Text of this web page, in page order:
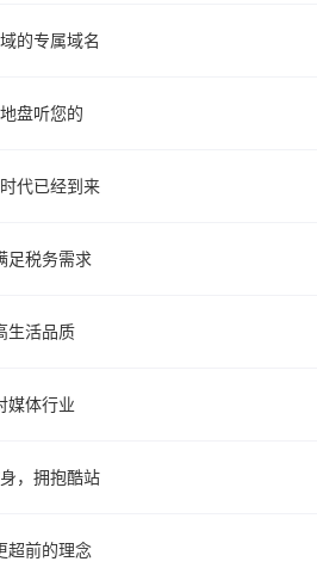
的专属域名
盘听您的
代已经到来
足税务需求
生活品质
媒体行业
，拥抱酷站
超前的理念